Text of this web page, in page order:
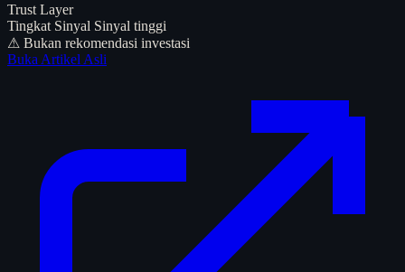
Trust Layer
Tingkat Sinyal Sinyal tinggi
⚠ Bukan rekomendasi investasi
Buka Artikel Asli